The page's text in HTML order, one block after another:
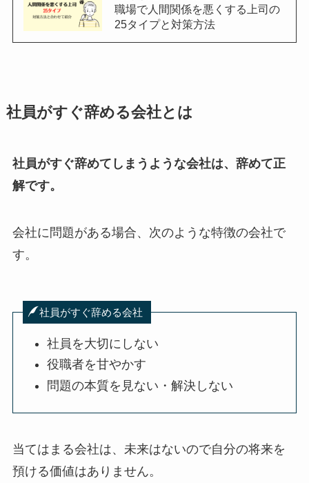
職場で人間関係を悪くする上司の
25タイプと対策方法
社員がすぐ辞める会社とは
社員がすぐ辞めてしまうような会社は、辞めて正
解です。
会社に問題がある場合、次のような特徴の会社で
す。
社員がすぐ辞める会社
社員を大切にしない
役職者を甘やかす
問題の本質を見ない・解決しない
当てはまる会社は、未来はないので自分の将来を
預ける価値はありません。